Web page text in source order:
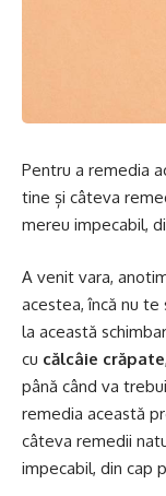
Pentru a remedia
tine și câteva
mereu impecabil,
A venit vara,
acestea, încă nu
la această
cu călcâie crăpate
până când va
remedia această
câteva remedii
impecabil, din cap